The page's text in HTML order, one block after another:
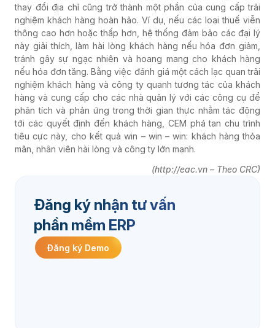
thay đổi địa chỉ cũng trở thành một phần của cung cấp trải
nghiệm khách hàng hoàn hảo. Ví dụ, nếu các loại thuế viễn
thông cao hơn hoặc thấp hơn, hệ thống đảm bảo các đại lý
này giải thích, làm hài lòng khách hàng nếu hóa đơn giảm,
tránh gây sự ngạc nhiên và hoang mang cho khách hàng
nếu hóa đơn tăng. Bằng việc đánh giá một cách lạc quan trải
nghiệm khách hàng và công ty quanh tương tác của khách
hàng và cung cấp cho các nhà quản lý với các công cụ để
phân tích và phản ứng trong thời gian thực nhằm tác động
tới các quyết định đến khách hàng, CEM phá tan chu trình
tiêu cực này, cho kết quả win – win – win: khách hàng thỏa
mãn, nhân viên hài lòng và công ty lớn mạnh.
(http://eac.vn – Theo CRC)
Đăng ký nhận tư vấn
phần mềm ERP
Đăng ký Demo